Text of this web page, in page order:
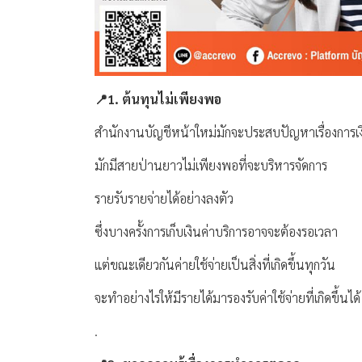
📍1. ต้นทุนไม่เพียงพอ
สำนักงานบัญชีหน้าใหม่มักจะประสบปัญหาเรื่องการเ
มักมีสายป่านยาวไม่เพียงพอที่จะบริหารจัดการ
รายรับรายจ่ายได้อย่างลงตัว
ซึ่งบางครั้งการเก็บเงินค่าบริการอาจจะต้องรอเวลา
แต่ขณะเดียวกันค่ายใช้จ่ายเป็นสิ่งที่เกิดขึ้นทุกวัน
จะทำอย่างไรให้มีรายได้มารองรับค่าใช้จ่ายที่เกิดขึ้นได้
.